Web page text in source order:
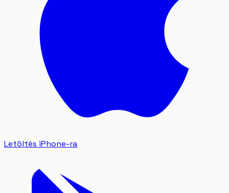
Letöltés iPhone-ra